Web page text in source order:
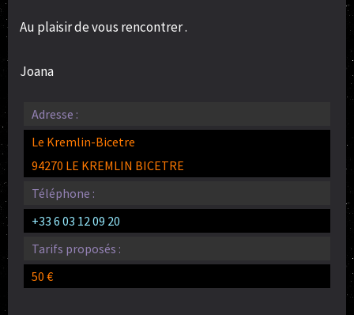
Au plaisir de vous rencontrer .
Joana
Adresse :
Le Kremlin-Bicetre
94270 LE KREMLIN BICETRE
Téléphone :
+33 6 03 12 09 20
Tarifs proposés :
50 €